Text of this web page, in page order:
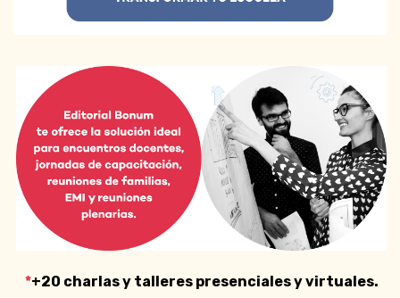
*+20 charlas y talleres presenciales y virtuales.